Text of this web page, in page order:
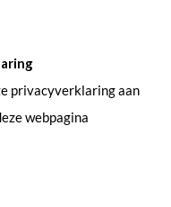
privacyverklaring aan
webpagina